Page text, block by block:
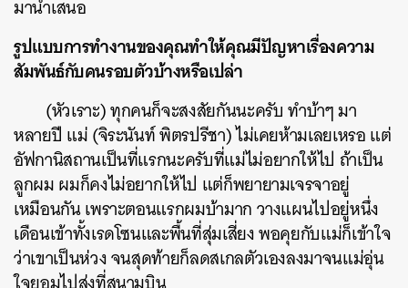
มานำเสนอ
รูปแบบการทำงานของคุณทำให้คุณมีปัญหาเรื่องความ
สัมพันธ์กับคนรอบตัวบ้างหรือเปล่า
(หัวเราะ) ทุกคนก็จะสงสัยกันนะครับ ทำบ้าๆ มา
หลายปี แม่ (จิระนันท์ พิตรปรีชา) ไม่เคยห้ามเลยเหรอ แต่
อัฟกานิสถานเป็นที่แรกนะครับที่แม่ไม่อยากให้ไป ถ้าเป็น
ลูกผม ผมก็คงไม่อยากให้ไป แต่ก็พยายามเจรจาอยู่
เหมือนกัน เพราะตอนแรกผมบ้ามาก วางแผนไปอยู่หนึ่ง
เดือนเข้าทั้งเรดโซนและพื้นที่สุ่มเสี่ยง พอคุยกับแม่ก็เข้าใจ
ว่าเขาเป็นห่วง จนสุดท้ายก็ลดสเกลตัวเองลงมาจนแม่อุ่น